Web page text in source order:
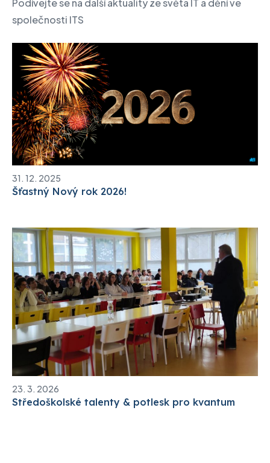
Podívejte se na další aktuality ze světa IT a dění ve
společnosti ITS
31. 12. 2025
Šťastný Nový rok 2026!
23. 3. 2026
Středoškolské talenty & potlesk pro kvantum